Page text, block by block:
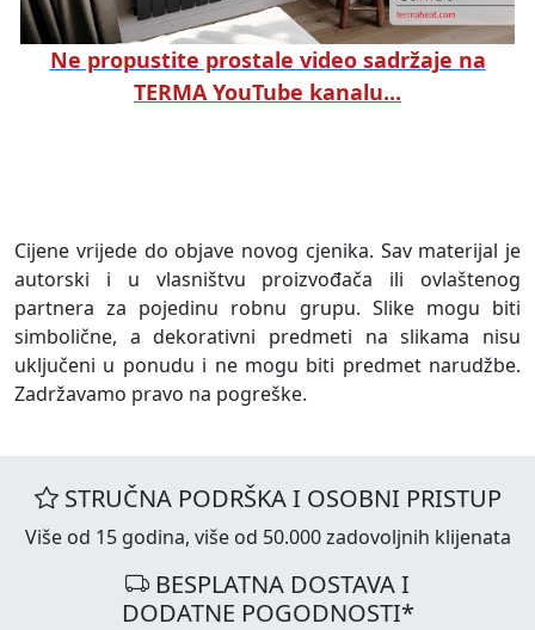
Ne propustite prostale video sadržaje na
TERMA YouTube kanalu...
Cijene vrijede do objave novog cjenika. Sav materijal je
autorski i u vlasništvu proizvođača ili ovlaštenog
partnera za pojedinu robnu grupu. Slike mogu biti
simbolične, a dekorativni predmeti na slikama nisu
uključeni u ponudu i ne mogu biti predmet narudžbe.
Zadržavamo pravo na pogreške.
STRUČNA PODRŠKA I OSOBNI PRISTUP
Više od 15 godina, više od 50.000 zadovoljnih klijenata
BESPLATNA DOSTAVA I
DODATNE POGODNOSTI*